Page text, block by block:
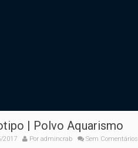
| Polvo Aquarismo
2017 Por admincrab Sem Comentários